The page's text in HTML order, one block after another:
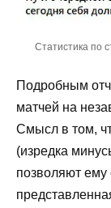
Статистика по
Подробным
матчей на
Смысл в том,
(изредка
позволяют ему